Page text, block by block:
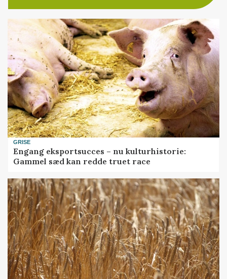
GRISE
Engang eksportsucces – nu kulturhistorie:
Gammel sæd kan redde truet race